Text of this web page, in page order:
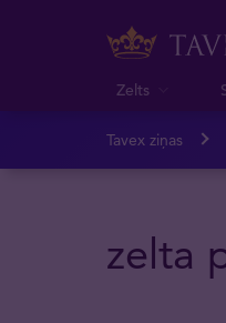
Zelts
Tavex ziņas
zelta